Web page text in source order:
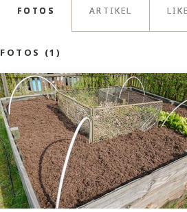
FOTOS ARTIKEL
FOTOS (1)